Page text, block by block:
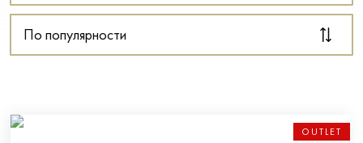
По популярности
OUTLET